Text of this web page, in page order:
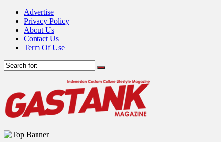
Advertise
Privacy Policy
About Us
Contact Us
Term Of Use